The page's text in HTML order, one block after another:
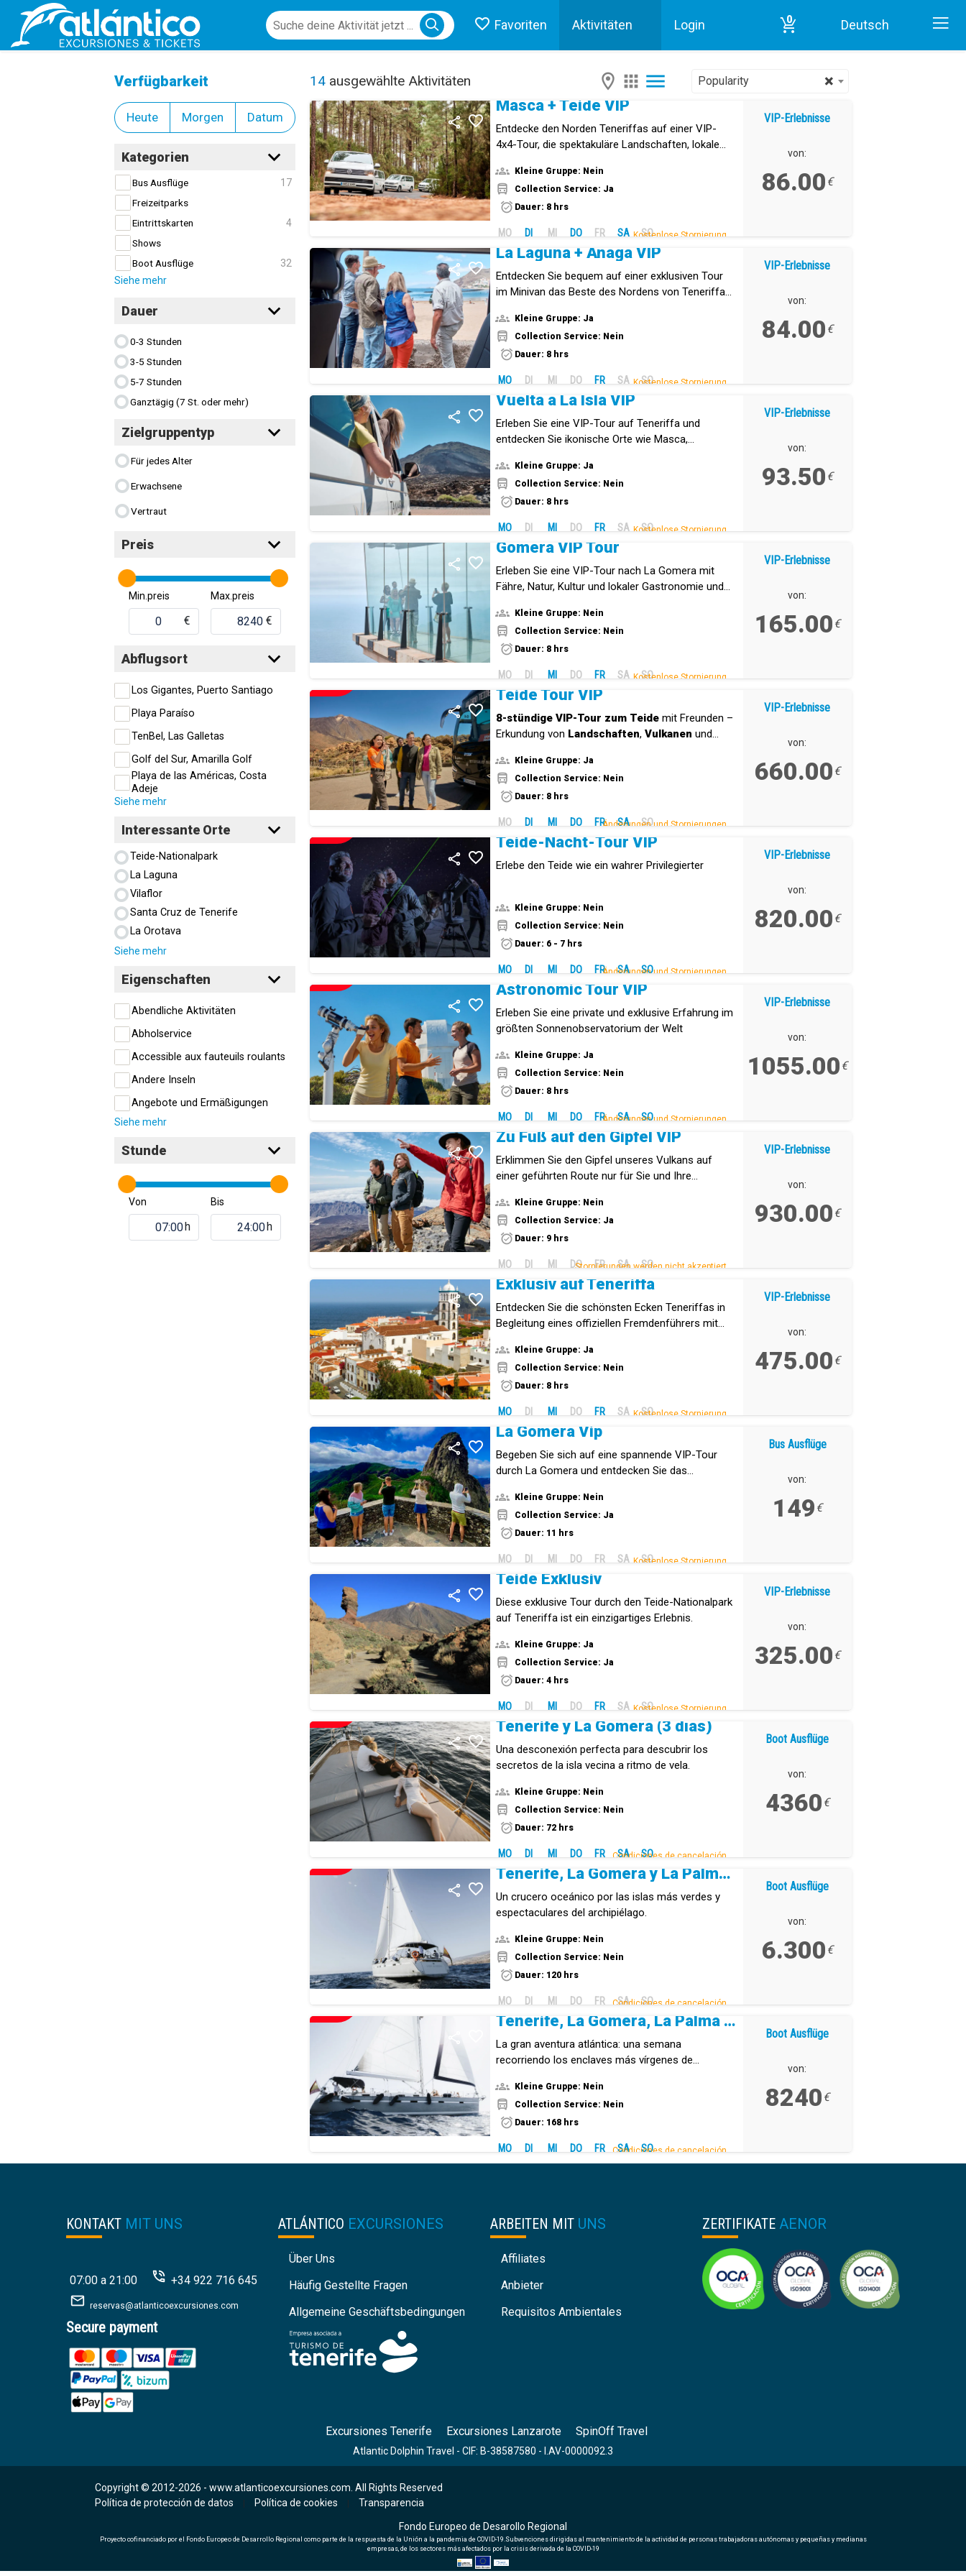
Favoriten Aktivitäten Login 0 Deutsch
VIP-Erlebnisse VIP-Erlebnisse in Teneriffa
Verfügbarkeit
Heute Morgen Datum
Kategorien
Bus Ausflüge
17
Freizeitparks
Eintrittskarten
4
Shows
Boot Ausflüge
32
Siehe mehr
Dauer
0-3 Stunden
3-5 Stunden
5-7 Stunden
Ganztägig (7 St. oder mehr)
Zielgruppentyp
Für jedes Alter
Erwachsene
Vertraut
Preis
Min.preis
€
Max.preis
€
Abflugsort
Los Gigantes, Puerto Santiago
Playa Paraíso
TenBel, Las Galletas
Golf del Sur, Amarilla Golf
Playa de las Américas, Costa
Adeje
Siehe mehr
Interessante Orte
Teide-Nationalpark
La Laguna
Vilaflor
Santa Cruz de Tenerife
La Orotava
Siehe mehr
Eigenschaften
Abendliche Aktivitäten
Abholservice
Accessible aux fauteuils roulants
Andere Inseln
Angebote und Ermäßigungen
Siehe mehr
Stunde
Von
h
Bis
h
Close menu
14 ausgewählte Aktivitäten ×
Popularity
Masca + Teide VIP
Entdecke den Norden Teneriffas auf einer VIP-
4x4-Tour, die spektakuläre Landschaften, lokale
Kleine Gruppe: Nein
Collection Service: Ja
Dauer: 8 hrs
MO DI MI DO FR SA SO
Kostenlose Stornierung.
VIP-Erlebnisse
von:
86.00 €
La Laguna + Anaga VIP
Entdecken Sie bequem auf einer exklusiven Tour
im Minivan das Beste des Nordens von Teneriffa
Laguna.Kleine Gruppe: Ja
Collection Service: Nein
Dauer: 8 hrs
MO DI MI DO FR SA SO
Kostenlose Stornierung.
VIP-Erlebnisse
von:
84.00 €
Vuelta a La Isla VIP
Erleben Sie eine VIP-Tour auf Teneriffa und
entdecken Sie ikonische Orte wie Masca,
den Teide
Kleine Gruppe: Ja
Collection Service: Nein
Dauer: 8 hrs
MO DI MI DO FR SA SO
Kostenlose Stornierung.
VIP-Erlebnisse
von:
93.50 €
Gomera VIP Tour
Erleben Sie eine VIP-Tour nach La Gomera mit
Fähre, Natur, Kultur und lokaler Gastronomie und
Pfeifsprache El Silbo Gomero
Kleine Gruppe: Nein
Collection Service: Nein
Dauer: 8 hrs
MO DI MI DO FR SA SO
Kostenlose Stornierung.
VIP-Erlebnisse
von:
165.00 €
Teide Tour VIP
8-stündige VIP-Tour zum Teide mit Freunden –
Erkundung von Landschaften,Vulkanen und
Kleine Gruppe: Ja
Collection Service: Nein
Dauer: 8 hrs
MO DI MI DO FR SA SO
Änderungen und Stornierungen.
VIP-Erlebnisse
von:
660.00 €
Teide-Nacht-Tour VIP
Erlebe den Teide wie ein wahrer Privilegierter
Kleine Gruppe: Nein
Collection Service: Nein
Dauer: 6 - 7 hrs
MO DI MI DO FR SA SO
Änderungen und Stornierungen.
VIP-Erlebnisse
von:
820.00 €
Astronomic Tour VIP
Erleben Sie eine private und exklusive Erfahrung im
größten Sonnenobservatorium der Welt
Kleine Gruppe: Ja
Collection Service: Nein
Dauer: 8 hrs
MO DI MI DO FR SA SO
Änderungen und Stornierungen.
VIP-Erlebnisse
von:
1055.00 €
Zu Fuß auf den Gipfel VIP
Erklimmen Sie den Gipfel unseres Vulkans auf
einer geführten Route nur für Sie und Ihre
Gipfel Spaniens führt.
Kleine Gruppe: Nein
Collection Service: Ja
Dauer: 9 hrs
MO DI MI DO FR SA SO
Stornierungen werden nicht akzeptiert.
VIP-Erlebnisse
von:
930.00 €
Exklusiv auf Teneriffa
Entdecken Sie die schönsten Ecken Teneriffas in
Begleitung eines offiziellen Fremdenführers mit
Geschmack zugeschnitten ist.
Kleine Gruppe: Ja
Collection Service: Nein
Dauer: 8 hrs
MO DI MI DO FR SA SO
Kostenlose Stornierung.
VIP-Erlebnisse
von:
475.00 €
La Gomera Vip
Begeben Sie sich auf eine spannende VIP-Tour
durch La Gomera und entdecken Sie das
Kleine Gruppe: Nein
Collection Service: Ja
Dauer: 11 hrs
MO DI MI DO FR SA SO
Kostenlose Stornierung.
Bus Ausflüge
von:
149 €
Teide Exklusiv
Diese exklusive Tour durch den Teide-Nationalpark
auf Teneriffa ist ein einzigartiges Erlebnis.
Kleine Gruppe: Ja
Collection Service: Ja
Dauer: 4 hrs
MO DI MI DO FR SA SO
Kostenlose Stornierung.
VIP-Erlebnisse
von:
325.00 €
Tenerife y La Gomera (3 días)
Una desconexión perfecta para descubrir los
secretos de la isla vecina a ritmo de vela.
Kleine Gruppe: Nein
Collection Service: Nein
Dauer: 72 hrs
MO DI MI DO FR SA SO
Condiciones de cancelación.
Boot Ausflüge
von:
4360 €
Tenerife, La Gomera y La Palma (5 días)
Un crucero oceánico por las islas más verdes y
espectaculares del archipiélago.
Kleine Gruppe: Nein
Collection Service: Nein
Dauer: 120 hrs
MO DI MI DO FR SA SO
Condiciones de cancelación.
Boot Ausflüge
von:
6.300 €
Tenerife, La Gomera, La Palma y El Hierro (7 días)
La gran aventura atlántica: una semana
recorriendo los enclaves más vírgenes de
Kleine Gruppe: Nein
Collection Service: Nein
Dauer: 168 hrs
MO DI MI DO FR SA SO
Condiciones de cancelación.
Boot Ausflüge
von:
8240 €
KONTAKT MIT UNS
07:00 a 21:00 +34 922 716 645
reservas@atlanticoexcursiones.com
Secure payment
ATLÁNTICO EXCURSIONES
Über Uns
Häufig Gestellte Fragen
Allgemeine Geschäftsbedingungen
ARBEITEN MIT UNS
Affiliates
Anbieter
Requisitos Ambientales
ZERTIFIKATE AENOR
Excursiones Tenerife Excursiones Lanzarote SpinOff Travel
Atlantic Dolphin Travel - CIF: B-38587580 - I.AV-0000092.3
Copyright © 2012-2026 - www.atlanticoexcursiones.com. All Rights Reserved
Política de protección de datos
| Política de cookies | Transparencia
Fondo Europeo de Desarollo Regional
Proyecto cofinanciado por el Fondo Europeo de Desarrollo Regional como parte de la respuesta de la Unión a la pandemia de COVID-19.Subvenciones dirigidas al mantenimiento de la actividad de personas trabajadoras autónomas y pequeñas y medianas
empresas, de los sectores más afectados por la crisis derivada de la COVID-19